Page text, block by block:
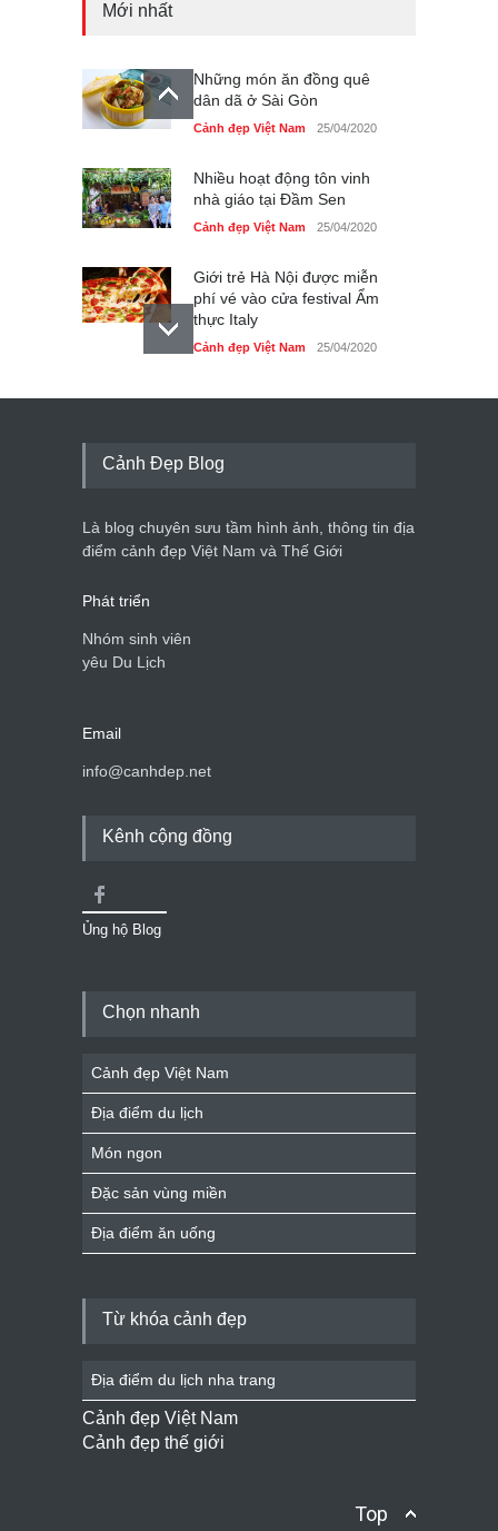
Mới nhất
Những món ăn đồng quê
dân dã ở Sài Gòn
Cảnh đẹp Việt Nam 25/04/2020
Nhiều hoạt động tôn vinh
nhà giáo tại Đầm Sen
Cảnh đẹp Việt Nam 25/04/2020
Giới trẻ Hà Nội được miễn
phí vé vào cửa festival Ẩm
thực Italy
Cảnh đẹp Việt Nam 25/04/2020
Tam giác mạch khoe sắc
du lịch quốc gia
Cảnh đẹp Việt Nam 24/04/2020
Cảnh Đẹp Blog
Là blog chuyên sưu tầm hình ảnh, thông tin địa
điểm cảnh đẹp Việt Nam và Thế Giới
Phát triển
Nhóm sinh viên
yêu Du Lịch
Email
info@canhdep.net
Kênh cộng đồng
Ủng hộ Blog
Chọn nhanh
Cảnh đẹp Việt Nam
Địa điểm du lịch
Món ngon
Đặc sản vùng miền
Địa điểm ăn uống
Từ khóa cảnh đẹp
Địa điểm du lịch nha trang
Cảnh đẹp Việt Nam
Cảnh đẹp thế giới
Top